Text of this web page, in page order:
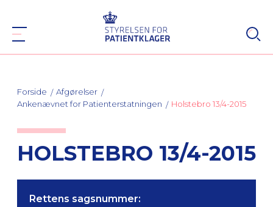
Forside
Afgørelser
Ankenævnet for Patienterstatningen
Holstebro 13/4-2015
HOLSTEBRO 13/4-2015
Rettens sagsnummer: